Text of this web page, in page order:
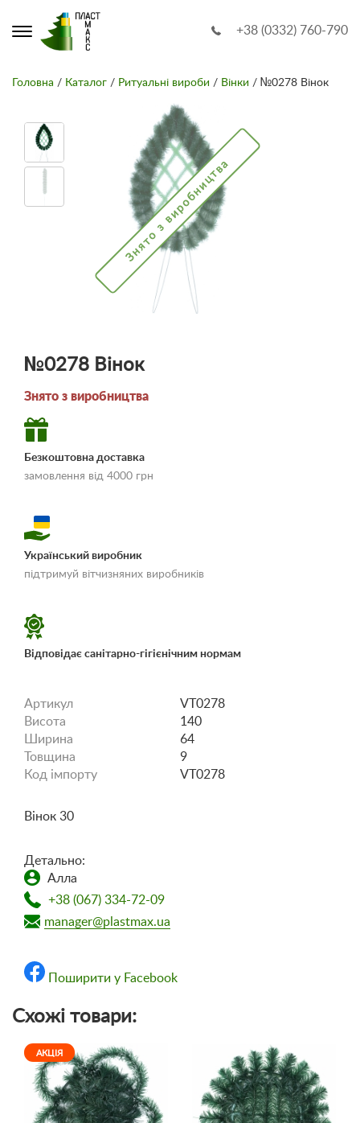
+38 (0332) 760-790
Головна / Каталог / Ритуальні вироби / Вінки / №0278 Вінок
Знято з виробництва
№0278 Вінок
Знято з виробництва
Безкоштовна доставка
замовлення від 4000 грн
«Умови доставки і
Український виробник
підтримуй вітчизняних виробників
Відповідає санітарно-гігієнічним нормам
Артикул
VT0278
Висота
140
Ширина
64
Товщина
9
Код імпорту
VT0278
Вінок 30
Детально:
Алла
+38 (067) 334-72-09
manager@plastmax.ua
Поширити у Facebook
Схожі товари:
АКЦІЯ